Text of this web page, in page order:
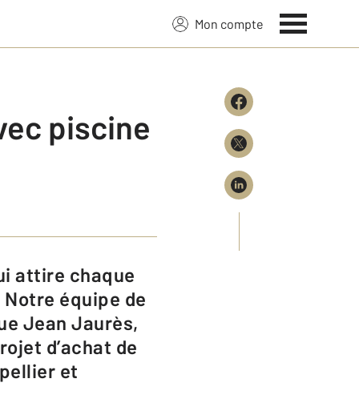
Mon compte
piscine
équipe de
Jean Jaurès,
d’achat de
et